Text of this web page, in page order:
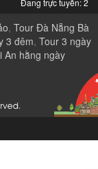
,Tour Đà Nẵng Bà
3 đêm,Tour 3 ngày
An hằng ngày